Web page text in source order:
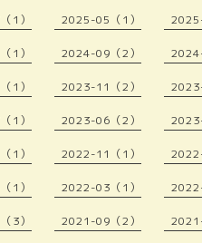
1） 2025-05（1）
1） 2024-09（2）
1） 2023-11（2）
1） 2023-06（2）
1） 2022-11（1）
1） 2022-03（1）
3） 2021-09（2）